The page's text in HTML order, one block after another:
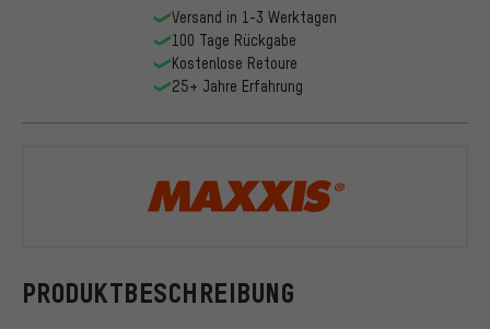
PRODUKTBESCHREIBUNG
Versand in 1-3 Werktagen
100 Tage Rückgabe
Kostenlose Retoure
25+ Jahre Erfahrung